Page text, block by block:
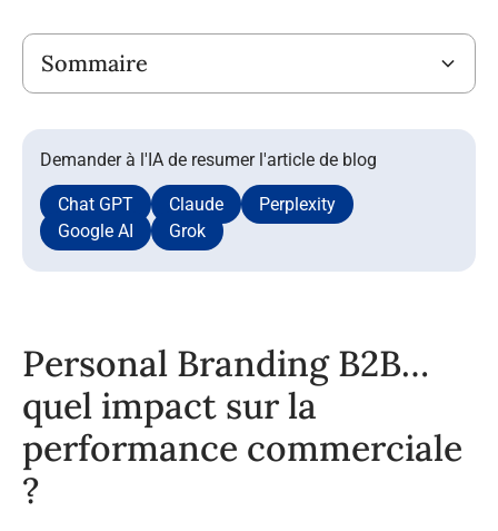
Demander à l'IA de resumer l'article de blog
Chat GPT Claude
Perplexity
Google AI
Grok
Sommaire
Personal Branding B2B…
quel impact sur la
performance commerciale
?​